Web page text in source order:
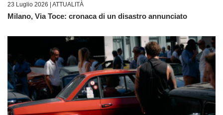
23 Luglio 2026 | ATTUALITÀ
Milano, Via Toce: cronaca di un disastro annunciato